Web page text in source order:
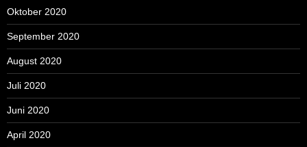
Oktober 2020
September 2020
August 2020
Juli 2020
Juni 2020
April 2020